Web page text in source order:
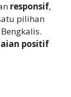
responsif,
pilihan
positif